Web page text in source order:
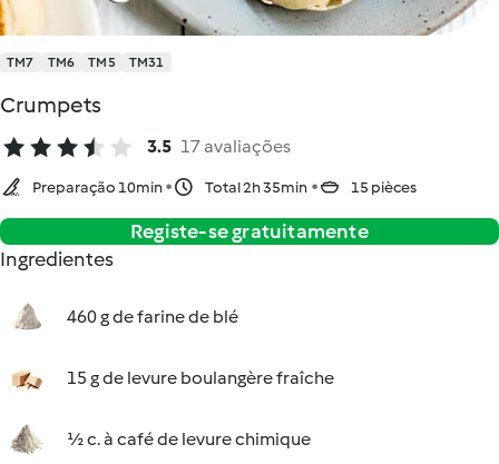
TM7 TM6 TM5 TM31
Crumpets
3.5 17 avaliações
Preparação 10min Total 2h 35min 15 pièces
Registe-se gratuitamente
Ingredientes
460 g de farine de blé
15 g de levure boulangère fraîche
½ c. à café de levure chimique